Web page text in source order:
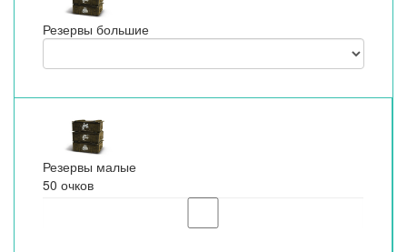
Резервы большие
Резервы малые
50 очков